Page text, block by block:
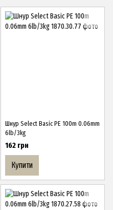
Шнур Select Basic PE 100m 0.06mm
6lb/3kg
162 грн
Купити